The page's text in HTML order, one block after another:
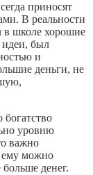
приносят
В реальности
в школе хорошие
идеи, был
и
деньги, не
уровню
важно
ему можно
денег.